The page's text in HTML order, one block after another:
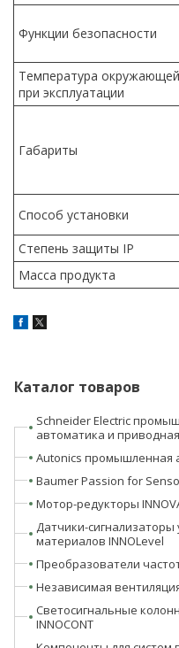
Функции безопасности
Температура
при эксплуатации
Габариты
Способ установки
Степень защиты IP
Масса продукта
Каталог товаров
Schneider Electric
автоматика и
Autonics промышленная
Baumer Passion for
Мотор-редукторы
Датчики-сигнализаторы
материалов INNOLevel
Преобразователи
Независимая вентиляция
Светосигнальные
INNOCONT